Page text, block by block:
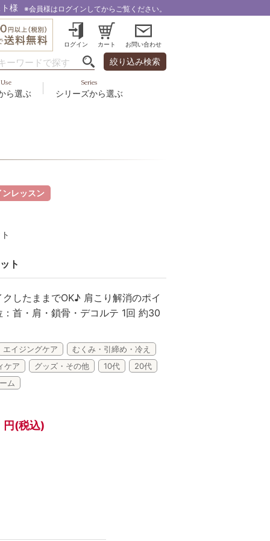
様 ※会員様はログインしてからご覧ください。
ログイン カート お問い合わせ
絞り込み検索
皮
Use
ら選ぶ
け
Series
シリーズから選ぶ
ミライワ
Lifest.(ライフェスト）
ンレッスン
ト
したままでOK♪ 肩こり解消のポイ
首・肩・鎖骨・デコルテ 1回 約30
エイジングケア
むくみ・引締め・冷え
ケア グッズ・その他 10代
20代
ム
円(税込)